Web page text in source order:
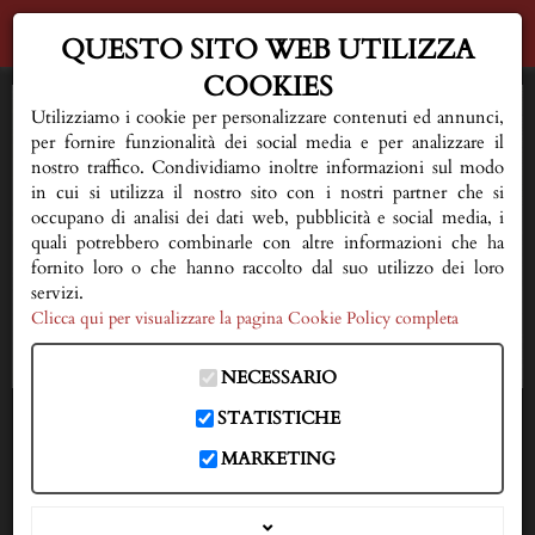
IN CASO DI DECESSO
333 3593150
HOME
AL VOSTRO FIANCO
QUALCHE CONSIGLIO
NECROLOGI
DOVE SIAMO
QUESTO SITO WEB UTILIZZA
COOKIES
Utilizziamo i cookie per personalizzare contenuti ed annunci,
per fornire funzionalità dei social media e per analizzare il
nostro traffico. Condividiamo inoltre informazioni sul modo
in cui si utilizza il nostro sito con i nostri partner che si
occupano di analisi dei dati web, pubblicità e social media, i
quali potrebbero combinarle con altre informazioni che ha
fornito loro o che hanno raccolto dal suo utilizzo dei loro
servizi.
Clicca qui per visualizzare la pagina Cookie Policy completa
NECESSARIO
STATISTICHE
MARKETING